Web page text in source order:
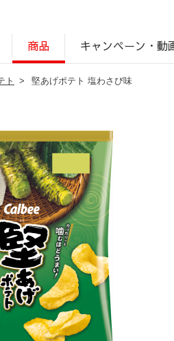
商品 キャンペーン・動
ト > 堅あげポテト 塩わさび味